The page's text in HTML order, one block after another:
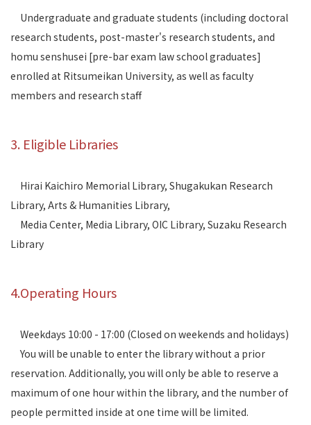
Undergraduate and graduate students (including doctoral
research students, post-master's research students, and
homu senshusei [pre-bar exam law school graduates]
enrolled at Ritsumeikan University, as well as faculty
members and research staff
3. Eligible Libraries
Hirai Kaichiro Memorial Library, Shugakukan Research
Library, Arts & Humanities Library,
Media Center, Media Library, OIC Library, Suzaku Research
Library
4.Operating Hours
Weekdays 10:00 - 17:00 (Closed on weekends and holidays)
You will be unable to enter the library without a prior
reservation. Additionally, you will only be able to reserve a
maximum of one hour within the library, and the number of
people permitted inside at one time will be limited.